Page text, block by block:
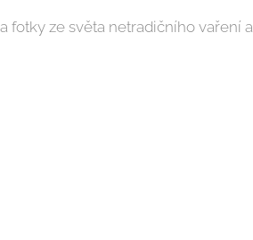
fotky ze světa netradičního vaření a